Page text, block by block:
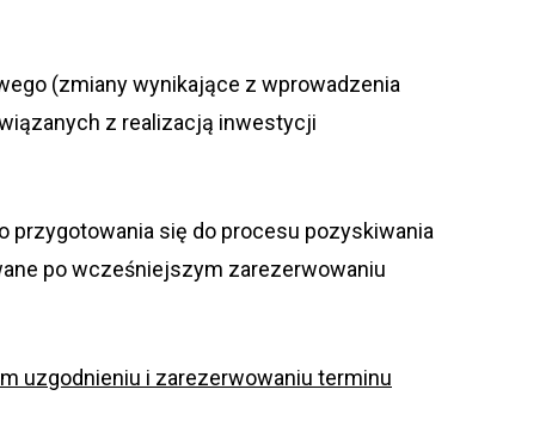
(zmiany wynikające z wprowadzenia
z realizacją inwestycji
się do procesu pozyskiwania
po wcześniejszym zarezerwowaniu
uzgodnieniu i zarezerwowaniu terminu